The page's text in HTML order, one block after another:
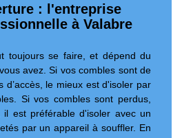
: l'entreprise
à Valabre
toujours se faire, et dépend du
avez. Si vos combles sont de
d’accès, le mieux est d'isoler par
Si vos combles sont perdus,
il est préférable d'isoler avec un
par un appareil à souffler. En